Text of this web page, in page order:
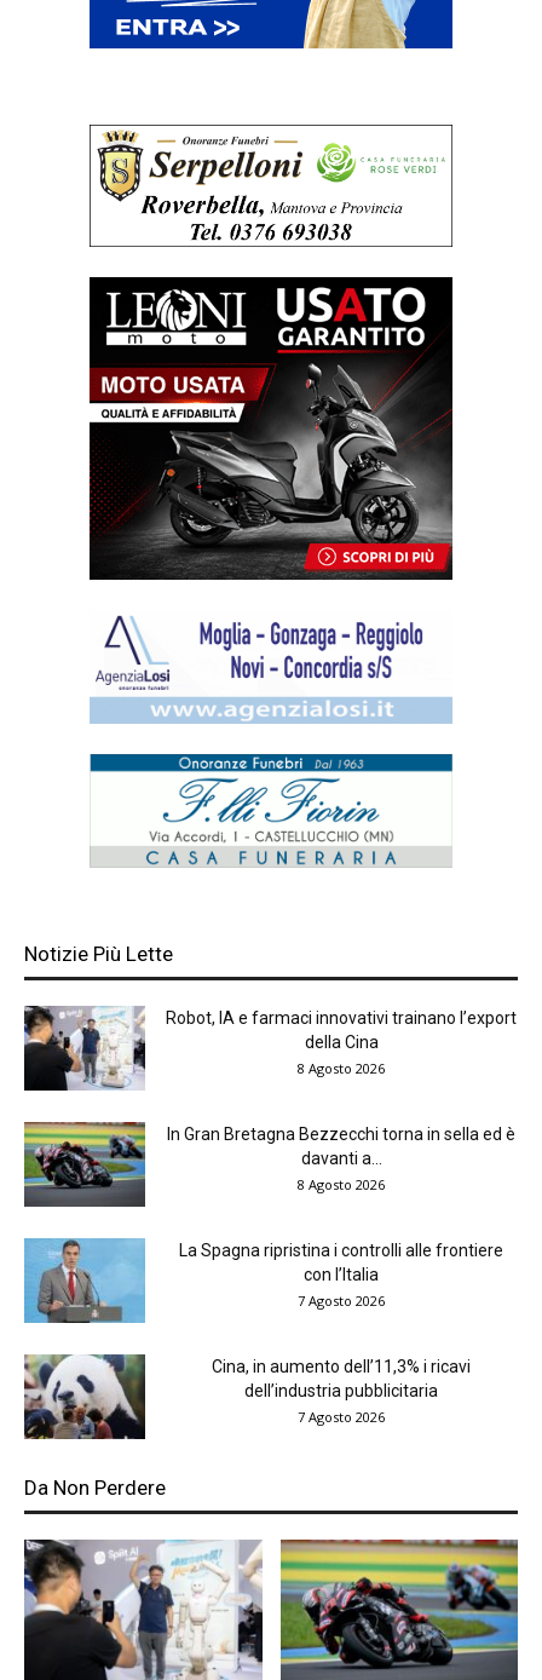
Notizie Più Lette
Robot, IA e farmaci innovativi trainano l’export
della Cina
8 Agosto 2026
In Gran Bretagna Bezzecchi torna in sella ed è
davanti a...
8 Agosto 2026
La Spagna ripristina i controlli alle frontiere
con l’Italia
7 Agosto 2026
Cina, in aumento dell’11,3% i ricavi
dell’industria pubblicitaria
7 Agosto 2026
Da Non Perdere